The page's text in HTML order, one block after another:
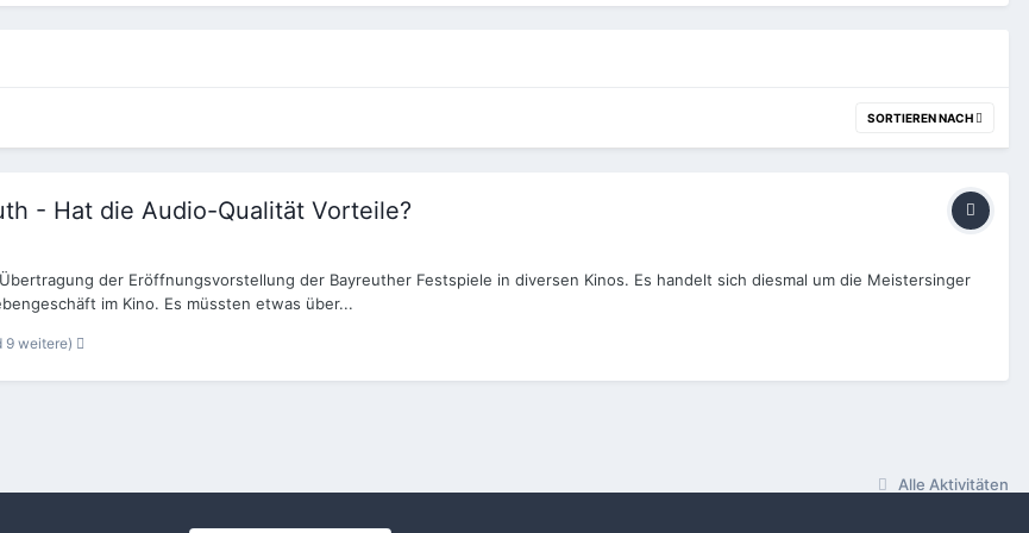
SORTIEREN NACH
- Hat die Audio-Qualität Vorteile?
der Eröffnungsvorstellung der Bayreuther Festspiele in diversen Kinos. Es handelt sich diesmal um die Meistersinger
im Kino. Es müssten etwas über...
9 weitere)
Alle Aktivitäten